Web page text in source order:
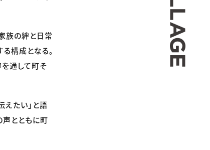
族の絆と日常
構成となる。
通して町そ
えたい」と語
声とともに町